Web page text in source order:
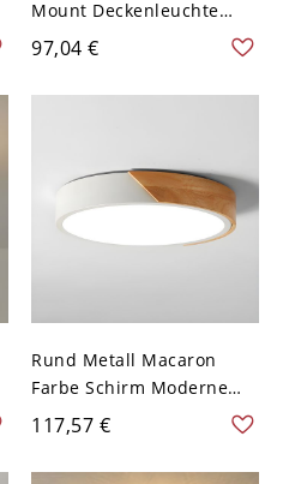
Mount Deckenleuchte
Nordic Style Schlafzimmer
Semi Flush Mount
Deckenleuchte - Weiß
97,04 €
Rund Metall Macaron
Farbe Schirm Moderne
Deckenlampe Holz
Gehäuse LED 1-Licht
Deckenleuchte - Weiß
117,57 €